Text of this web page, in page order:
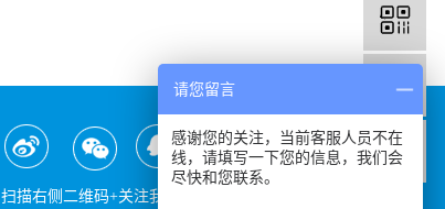
扫描右侧二维码+关注我们
请您留言
感谢您的关注，当前客服人员不在
线，请填写一下您的信息，我们会
尽快和您联系。